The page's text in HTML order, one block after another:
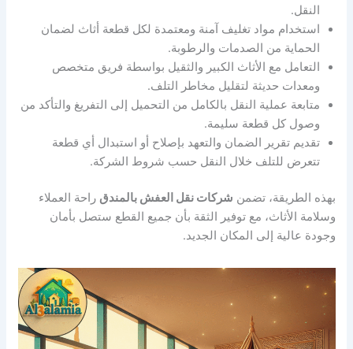
النقل.
استخدام مواد تغليف آمنة ومعتمدة لكل قطعة أثاث لضمان
الحماية من الصدمات والرطوبة.
التعامل مع الأثاث الكبير والثقيل بواسطة فريق متخصص
ومعدات حديثة لتقليل مخاطر التلف.
متابعة عملية النقل بالكامل من التحميل إلى التفريغ والتأكد من
وصول كل قطعة سليمة.
تقديم تقرير الضمان والتعهد بإصلاح أو استبدال أي قطعة
تتعرض للتلف خلال النقل حسب شروط الشركة.
بهذه الطريقة، تضمن شركات نقل العفش بالمندق راحة العملاء
وسلامة الأثاث، مع توفير الثقة بأن جميع القطع ستصل بأمان
وجودة عالية إلى المكان الجديد.